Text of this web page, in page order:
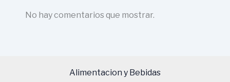
No hay comentarios que mostrar.
Alimentacion y Bebidas